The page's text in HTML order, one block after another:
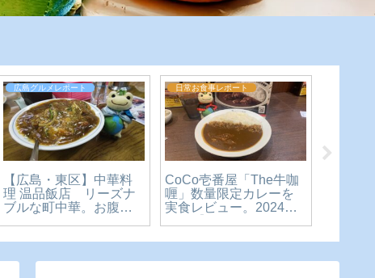
広島グルメレポート
【広島・東区】中華料
理 温品飯店 リーズナ
ブルな町中華。お腹も
ビュー】
日常お食事レポート
CoCo壱番屋「The牛咖
喱」数量限定カレーを
実食レビュー。2024年